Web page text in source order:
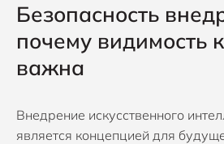
Безопасность
почему видимость
важна
Внедрение искусственного
является концепцией для